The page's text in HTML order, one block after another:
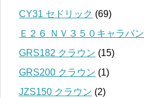
CY31 セドリック (69)
Ｅ２６ ＮＶ３５０キャラバン
GRS182 クラウン (15)
GRS200 クラウン (1)
JZS150 クラウン (2)